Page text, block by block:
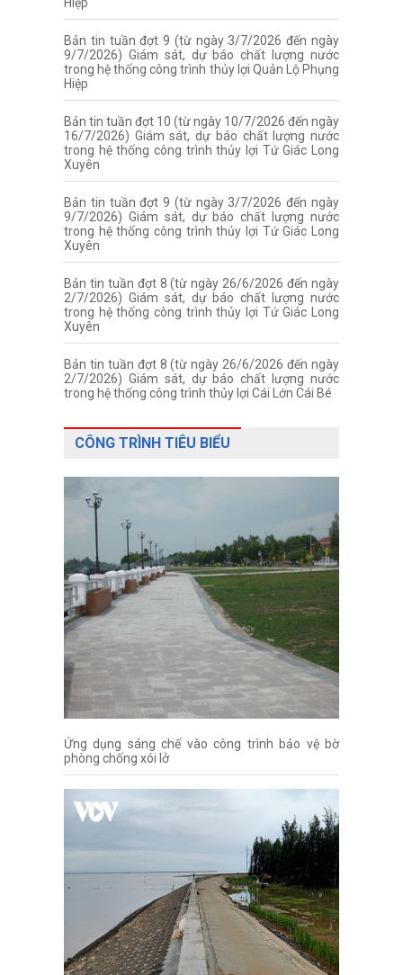
Hiệp
Bản tin tuần đợt 9 (từ ngày 3/7/2026 đến ngày
9/7/2026) Giám sát, dự báo chất lượng nước
trong hệ thống công trình thủy lợi Quản Lộ Phụng
Hiệp
Bản tin tuần đợt 10 (từ ngày 10/7/2026 đến ngày
16/7/2026) Giám sát, dự báo chất lượng nước
trong hệ thống công trình thủy lợi Tứ Giác Long
Xuyên
Bản tin tuần đợt 9 (từ ngày 3/7/2026 đến ngày
9/7/2026) Giám sát, dự báo chất lượng nước
trong hệ thống công trình thủy lợi Tứ Giác Long
Xuyên
Bản tin tuần đợt 8 (từ ngày 26/6/2026 đến ngày
2/7/2026) Giám sát, dự báo chất lượng nước
trong hệ thống công trình thủy lợi Tứ Giác Long
Xuyên
Bản tin tuần đợt 8 (từ ngày 26/6/2026 đến ngày
2/7/2026) Giám sát, dự báo chất lượng nước
trong hệ thống công trình thủy lợi Cái Lớn Cái Bé
CÔNG TRÌNH TIÊU BIỂU
Ứng dụng sáng chế vào công trình bảo vệ bờ
phòng chống xói lở